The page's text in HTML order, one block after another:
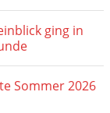
ging in
Sommer 2026